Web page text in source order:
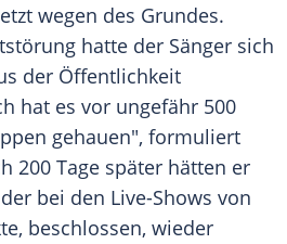
wegen des Grundes.
hatte der Sänger sich
der Öffentlichkeit
hat es vor ungefähr 500
gehauen", formuliert
200 Tage später hätten er
bei den Live-Shows von
beschlossen, wieder